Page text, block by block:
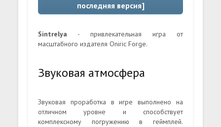
последняя версия]
Sintrelya - привлекательная игра от
масштабного издателя Oniric Forge.
Звуковая атмосфера
Звуковая проработка в игре выполнено на
отличном уровне и способствует
комплексному погружению в геймплей.